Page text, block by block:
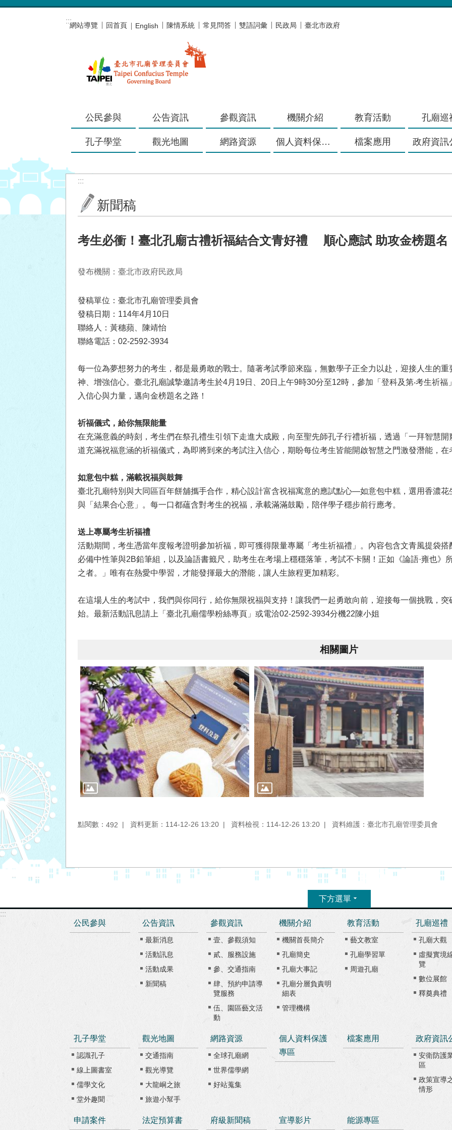
跳到主要內容區塊
:::網站導覽 回首頁 English 陳情系統 常見問答 雙語詞彙 民政局 臺北市政府
公民參與 公告資訊 參觀資訊 機關介紹 教育活動 孔廟巡
孔子學堂 觀光地圖 網路資源 個人資料保護專區 檔案應用 政府資訊
:::
新聞稿
考生必衝！臺北孔廟古禮祈福結合文青好禮 順心應試 助攻金榜題名
發布機關：臺北市政府民政局
發稿單位：臺北市孔廟管理委員會
發稿日期：114年4月10日
聯絡人：黃穗蘋、陳靖怡
聯絡電話：02-2592-3934
每一位為夢想努力的考生，都是最勇敢的戰士。隨著考試季節來臨，無數學子正全力以赴，迎接人生的
神、增強信心。臺北孔廟誠摯邀請考生於4月19日、20日上午9時30分至12時，參加「登科及第‧考生祈
入信心與力量，邁向金榜題名之路！
祈福儀式，給你無限能量
在充滿意義的時刻，考生們在祭孔禮生引領下走進大成殿，向至聖先師孔子行禮祈福，透過「一拜智慧
道充滿祝福意涵的祈福儀式，為即將到來的考試注入信心，期盼每位考生皆能開啟智慧之門激發潛能，
如意包中糕，滿載祝福與鼓舞
臺北孔廟特別與大同區百年餅舖攜手合作，精心設計富含祝福寓意的應試點心—如意包中糕，選用香濃
與「結果合心意」。每一口都蘊含對考生的祝福，承載滿滿鼓勵，陪伴學子穩步前行應考。
送上專屬考生祈福禮
活動期間，考生憑當年度報考證明參加祈福，即可獲得限量專屬「考生祈福禮」。內容包含文青風提袋
必備中性筆與2B鉛筆組，以及論語書籤尺，助考生在考場上穩穩落筆，考試不卡關！正如《論語·雍也》
之者。」唯有在熱愛中學習，才能發揮最大的潛能，讓人生旅程更加精彩。
在這場人生的考試中，我們與你同行，給你無限祝福與支持！讓我們一起勇敢向前，迎接每一個挑戰，
始。最新活動訊息請上「臺北孔廟儒學粉絲專頁」或電洽02-2592-3934分機22陳小姐
相關圖片
點閱數： 492 資料更新：114-12-26 13:20 資料檢視：114-12-26 13:20 資料維護：臺北市孔廟管理委員會
下方選單
:::
公民參與
公告資訊
最新消息
活動訊息
活動成果
新聞稿
參觀資訊
壹、參觀須知
貳、服務設施
參、交通指南
肆、預約申請導
覽服務
伍、園區藝文活
動
機關介紹
機關首長簡介
孔廟簡史
孔廟大事記
孔廟分層負責明
細表
管理機構
教育活動
藝文教室
孔廟學習單
周遊孔廟
孔廟巡禮
孔廟大觀
虛擬實境
覽
數位展館
釋奠典禮
孔子學堂
認識孔子
線上圖書室
儒學文化
堂外趣聞
觀光地圖
交通指南
觀光導覽
大龍峒之旅
旅遊小幫手
網路資源
全球孔廟網
世界儒學網
好站蒐集
個人資料保護
專區
檔案應用 政府資訊
安衛防護
區
政策宣導
情形
申請案件 法定預算書 府級新聞稿 宣導影片 能源專區